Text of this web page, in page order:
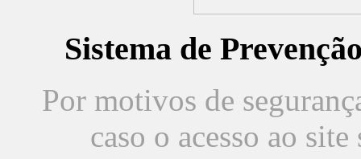
Sistema de
Por motivos de
caso o acesso ao